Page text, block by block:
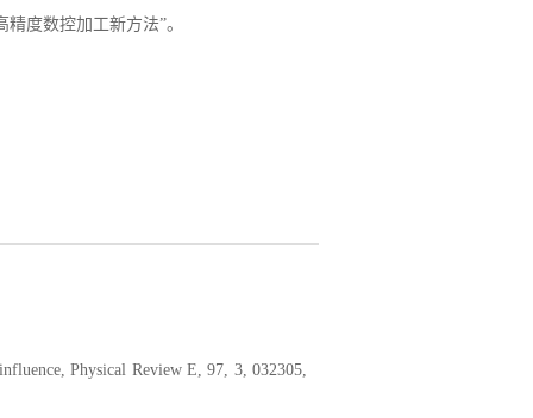
度数控加工新方法”。
Physical Review E, 97, 3, 032305,